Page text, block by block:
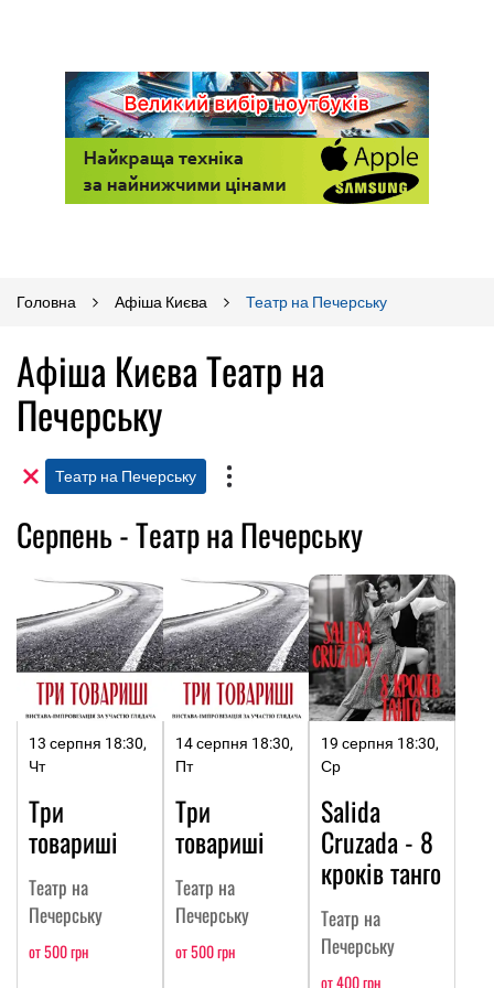
Головна Афіша Києва Театр на Печерську
Афіша Києва Театр на
Печерську
Театр на Печерську
Серпень - Театр на Печерську
13 серпня 18:30,
Чт
Три
товариші
Театр на
Печерську
от 500 грн
14 серпня 18:30,
Пт
Три
товариші
Театр на
Печерську
от 500 грн
19 серпня 18:30,
Ср
Salida
Cruzada - 8
кроків танго
Театр на
Печерську
от 400 грн